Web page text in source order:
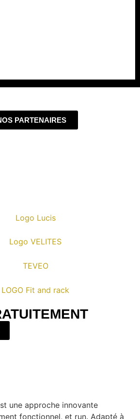
PARTENAIRES
une approche innovante
fonctionnel, et run. Adapté à